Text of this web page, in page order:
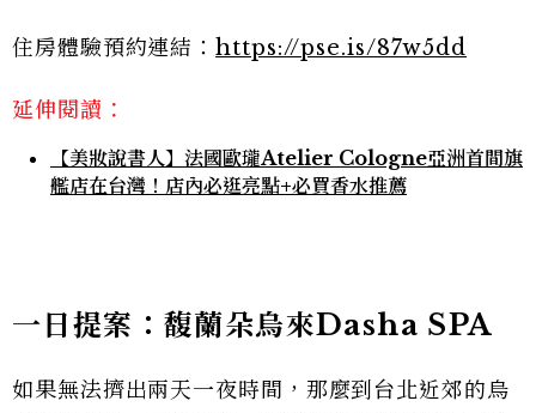
住房體驗預約連結：https://pse.is/87w5dd
延伸閱讀：
【美妝說書人】法國歐瓏Atelier Cologne亞洲首間旗
艦店在台灣！店內必逛亮點+必買香水推薦
一日提案：馥蘭朵烏來Dasha SPA
如果無法擠出兩天一夜時間，那麼到台北近郊的烏